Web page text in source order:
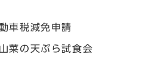
車税減免申請
菜の天ぷら試食会